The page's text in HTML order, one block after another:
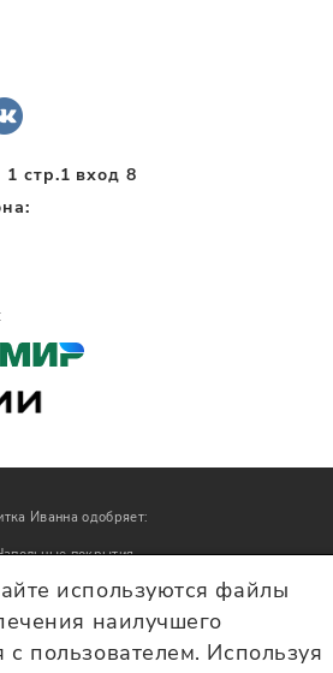
стр.1 вход 8
и керамогранит
Иванна одобряет:
покрытия
Обои
используются файлы
наилучшего
с пользователем. Используя